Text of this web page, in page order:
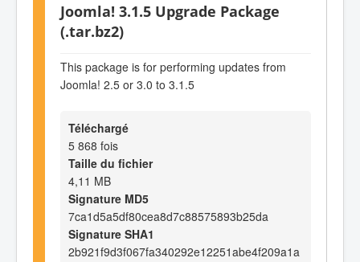
Joomla! 3.1.5 Upgrade Package
(.tar.bz2)
This package is for performing updates from
Joomla! 2.5 or 3.0 to 3.1.5
Téléchargé
5 868 fois
Taille du fichier
4,11 MB
Signature MD5
7ca1d5a5df80cea8d7c88575893b25da
Signature SHA1
2b921f9d3f067fa340292e12251abe4f209a1a